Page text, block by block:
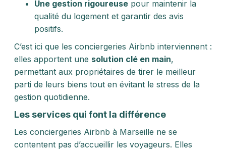
Une gestion rigoureuse pour maintenir la
qualité du logement et garantir des avis
positifs.
C’est ici que les conciergeries Airbnb interviennent :
elles apportent une solution clé en main,
permettant aux propriétaires de tirer le meilleur
parti de leurs biens tout en évitant le stress de la
gestion quotidienne.
Les services qui font la différence
Les conciergeries Airbnb à Marseille ne se
contentent pas d’accueillir les voyageurs. Elles